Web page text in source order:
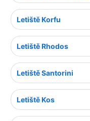
Letiště Korfu
Letiště Rhodos
Letiště Santorini
Letiště Kos